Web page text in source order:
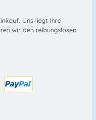
Uns liegt Ihre
wir den reibungslosen